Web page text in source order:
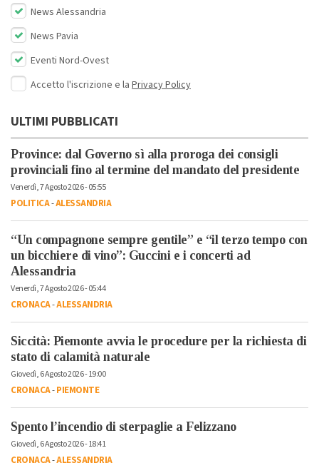
News Alessandria
News Pavia
Eventi Nord-Ovest
Accetto l'iscrizione e la Privacy Policy
ULTIMI PUBBLICATI
Province: dal Governo sì alla proroga dei consigli
provinciali fino al termine del mandato del presidente
Venerdì, 7 Agosto 2026 - 05:55
POLITICA-ALESSANDRIA
“Un compagnone sempre gentile” e “il terzo tempo con
un bicchiere di vino”: Guccini e i concerti ad
Alessandria
Venerdì, 7 Agosto 2026 - 05:44
CRONACA-ALESSANDRIA
Siccità: Piemonte avvia le procedure per la richiesta di
stato di calamità naturale
Giovedì, 6 Agosto 2026 - 19:00
CRONACA-PIEMONTE
Spento l’incendio di sterpaglie a Felizzano
Giovedì, 6 Agosto 2026 - 18:41
CRONACA-ALESSANDRIA